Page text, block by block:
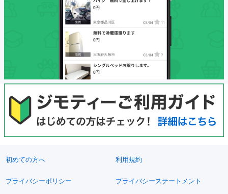
初めての方へ 利用規約
プライバシーポリシー プライバシーステートメント